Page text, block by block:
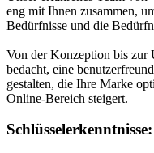
eng mit Ihnen zusammen,
Bedürfnisse und die
Von der Konzeption bis zur
bedacht, eine
gestalten, die Ihre Marke
Online-Bereich steigert.
Schlüsselerkenntnisse: